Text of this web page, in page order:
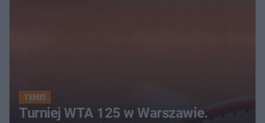
TENIS
Turniej WTA 125 w Warszawie.